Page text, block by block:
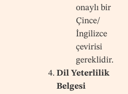
onaylı bir
Çince/
İngilizce
çevirisi
gereklidir.
Dil Yeterlilik
Belgesi